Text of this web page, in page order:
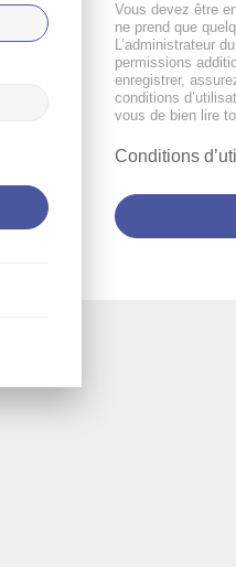
Vous devez être
ne prend que
L’administrateur
permissions
enregistrer,
conditions
vous de bien lire
Conditions